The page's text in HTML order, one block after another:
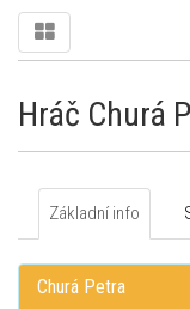
Hráč Churá
Základní info
Churá Petra